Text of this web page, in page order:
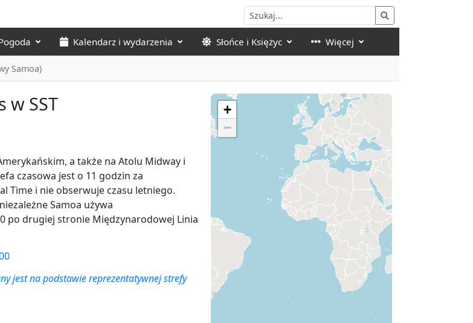
Kalendarz i wydarzenia Słońce i Księżyc Więcej
Samoa)
w SST
a także na Atolu Midway i
czasowa jest o 11 godzin za
Time i nie obserwuje czasu letniego.
Samoa używa
po drugiej stronie Międzynarodowej Linia
jest na podstawie reprezentatywnej strefy
+
−